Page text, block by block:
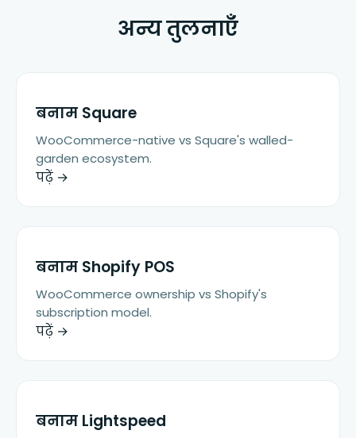
अन्य तुलनाएँ
बनाम Square
WooCommerce-native vs Square's walled-
garden ecosystem.
पढ़ें →
बनाम Shopify POS
WooCommerce ownership vs Shopify's
subscription model.
पढ़ें →
बनाम Lightspeed